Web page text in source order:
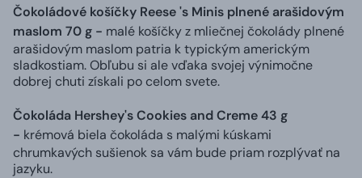
Čokoládové košíčky Reese 's Minis plnené arašidovým
maslom 70 g - malé košíčky z mliečnej čokolády plnené
arašidovým maslom patria k typickým americkým
sladkostiam. Obľubu si ale vďaka svojej výnimočne
dobrej chuti získali po celom svete.
Čokoláda Hershey's Cookies and Creme 43 g
- krémová biela čokoláda s malými kúskami
chrumkavých sušienok sa vám bude priam rozplývať na
jazyku.